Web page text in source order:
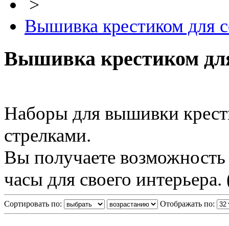
>
Вышивка крестиком для
Вышивка крестиком
Наборы для вышивки
стрелками.
Вы получаете
часы для своего
Сортировать по: Отображать по: